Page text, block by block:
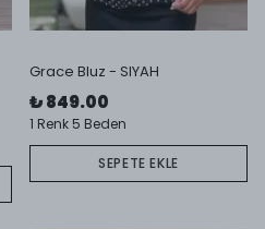
Grace Bluz - SIYAH
₺ 849.00
1 Renk 5 Beden
SEPETE EKLE